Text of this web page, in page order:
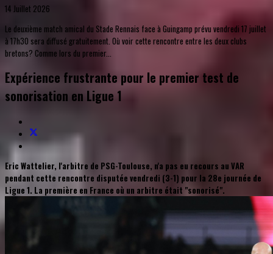
14 Juillet 2026
Le deuxième match amical du Stade Rennais face à Guingamp prévu vendredi 17 juillet
à 17h30 sera diffusé gratuitement. Où voir cette rencontre entre les deux clubs
bretons? Comme lors du premier...
Expérience frustrante pour le premier test de
sonorisation en Ligue 1
Eric Wattelier, l'arbitre de PSG-Toulouse, n'a pas eu recours au VAR
pendant cette rencontre disputée vendredi (3-1) pour la 28e journée de
Ligue 1. La première en France où un arbitre était "sonorisé".